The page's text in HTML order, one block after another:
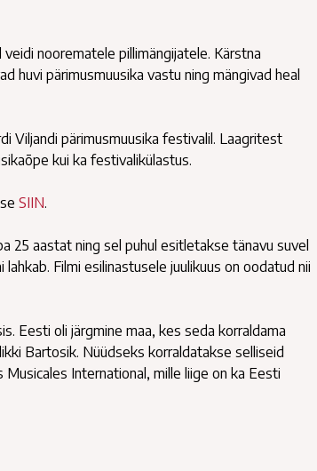
noorematele pillimängijatele. Kärstna
huvi pärimusmuusika vastu ning mängivad heal
Viljandi pärimusmuusika festivalil. Laagritest
kui ka festivalikülastus.
SIIN.
25 aastat ning sel puhul esitletakse tänavu suvel
Filmi esilinastusele juulikuus on oodatud nii
Eesti oli järgmine maa, kes seda korraldama
Bartosik. Nüüdseks korraldatakse selliseid
International, mille liige on ka Eesti